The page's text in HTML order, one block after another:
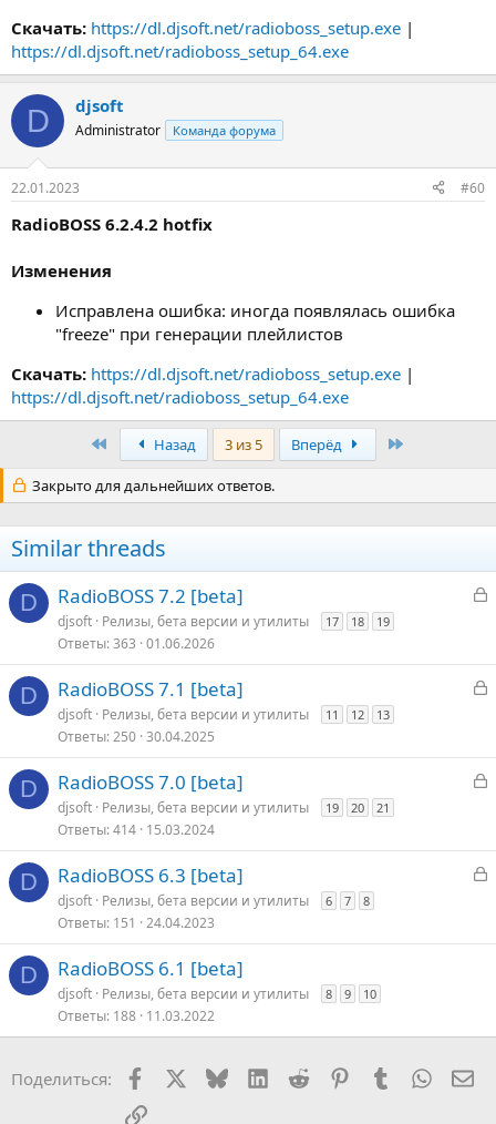
Скачать: https://dl.djsoft.net/radioboss_setup.exe |
https://dl.djsoft.net/radioboss_setup_64.exe
D djsoft
Administrator Команда форума
22.01.2023 #60
RadioBOSS 6.2.4.2 hotfix
Изменения
Исправлена ошибка: иногда появлялась ошибка
"freeze" при генерации плейлистов
Скачать: https://dl.djsoft.net/radioboss_setup.exe |
https://dl.djsoft.net/radioboss_setup_64.exe
ПервыйНазад 3 из 5 Вперёд
Закрыто для дальнейших ответов.
Similar threads
D
З
р
RadioBOSS 7.2 [beta]
djsoft Релизы, бета версии и утилиты 17 18 19
Ответы 363 01.06.2026
D
З
р
RadioBOSS 7.1 [beta]
djsoft Релизы, бета версии и утилиты 11 12 13
Ответы 250 30.04.2025
D
З
р
RadioBOSS 7.0 [beta]
djsoft Релизы, бета версии и утилиты 19 20 21
Ответы 414 15.03.2024
D
З
р
RadioBOSS 6.3 [beta]
djsoft Релизы, бета версии и утилиты 6 7 8
Ответы 151 24.04.2023
D RadioBOSS 6.1 [beta]
djsoft Релизы, бета версии и утилиты 8 9 10
Ответы 188 11.03.2022
Поделиться: Facebook BlueskyLinkedIn
Reddit PinterestTumblr
Ссылка